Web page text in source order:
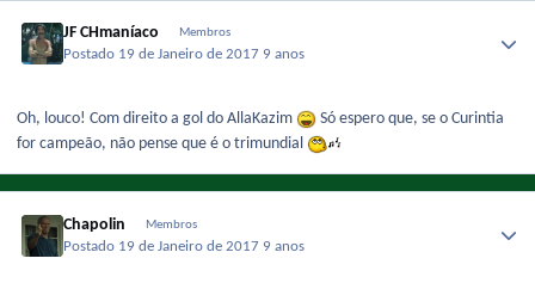
JF CHmaníaco Membros
Postado 19 de Janeiro de 2017 9 anos
Oh, louco! Com direito a gol do AllaKazim
Só espero que, se o Curintia
for campeão, não pense que é o trimundial
Chapolin Membros
Postado 19 de Janeiro de 2017 9 anos